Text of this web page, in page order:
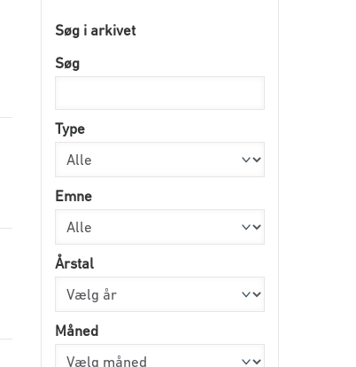
Søg i arkivet
Søg
Type
Emne
Årstal
Måned